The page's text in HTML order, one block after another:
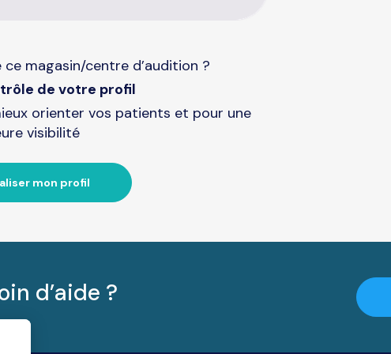
magasin/centre d’audition ?
de votre profil
orienter vos patients et pour une
visibilité
mon profil
d’aide ?